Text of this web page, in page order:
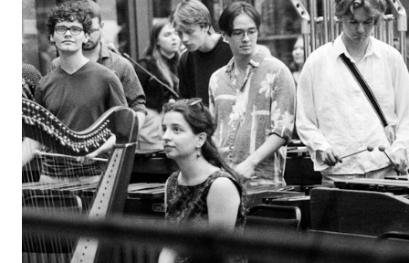
Om Norges musikkhøgskole
Kontakt oss
Finn ansatte
For ansatte og studenter